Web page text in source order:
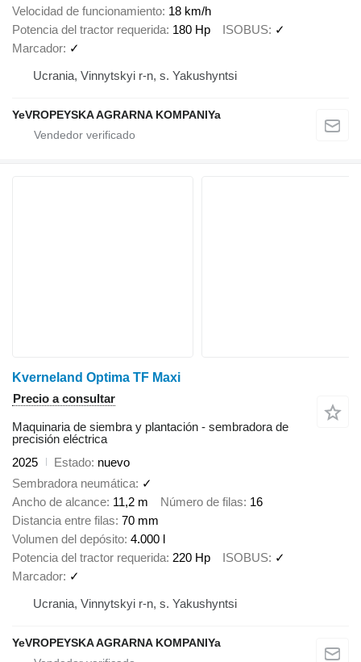
Velocidad de funcionamiento 18 km/h
Potencia del tractor requerida 180 Hp ISOBUS ✓
Marcador ✓
Ucrania, Vinnytskyi r-n, s. Yakushyntsi
YeVROPEYSKA AGRARNA KOMPANIYa
Kverneland Optima TF Maxi
Precio a consultar
Maquinaria de siembra y plantación - sembradora de
precisión eléctrica
2025
Estado nuevo
Sembradora neumática ✓
Ancho de alcance 11,2 m Número de filas 16
Distancia entre filas 70 mm
Volumen del depósito 4.000 l
Potencia del tractor requerida 220 Hp ISOBUS ✓
Marcador ✓
Ucrania, Vinnytskyi r-n, s. Yakushyntsi
YeVROPEYSKA AGRARNA KOMPANIYa